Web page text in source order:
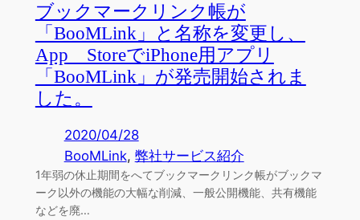
ブックマークリンク帳が
「BooMLink」と名称を変更し、
App StoreでiPhone用アプリ
「BooMLink」が発売開始されま
した。
2020/04/28
BooMLink, 弊社サービス紹介
1年弱の休止期間をへてブックマークリンク帳がブックマ
ーク以外の機能の大幅な削減、一般公開機能、共有機能
などを廃…